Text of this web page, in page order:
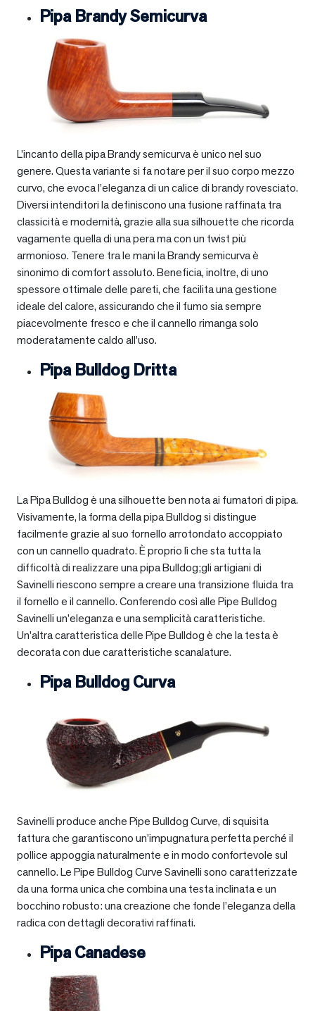
Pipa Brandy Semicurva
L’incanto della pipa Brandy semicurva è unico nel suo
genere. Questa variante si fa notare per il suo corpo mezzo
curvo, che evoca l’eleganza di un calice di brandy rovesciato.
Diversi intenditori la definiscono una fusione raffinata tra
classicità e modernità, grazie alla sua silhouette che ricorda
vagamente quella di una pera ma con un twist più
armonioso. Tenere tra le mani la Brandy semicurva è
sinonimo di comfort assoluto. Beneficia, inoltre, di uno
spessore ottimale delle pareti, che facilita una gestione
ideale del calore, assicurando che il fumo sia sempre
piacevolmente fresco e che il cannello rimanga solo
moderatamente caldo all’uso.
Pipa Bulldog Dritta
La Pipa Bulldog è una silhouette ben nota ai fumatori di pipa.
Visivamente, la forma della pipa Bulldog si distingue
facilmente grazie al suo fornello arrotondato accoppiato
con un cannello quadrato. È proprio lì che sta tutta la
difficoltà di realizzare una pipa Bulldog;gli artigiani di
Savinelli riescono sempre a creare una transizione fluida tra
il fornello e il cannello. Conferendo così alle Pipe Bulldog
Savinelli un’eleganza e una semplicità caratteristiche.
Un’altra caratteristica delle Pipe Bulldog è che la testa è
decorata con due caratteristiche scanalature.
Pipa Bulldog Curva
Savinelli produce anche Pipe Bulldog Curve, di squisita
fattura che garantiscono un’impugnatura perfetta perché il
pollice appoggia naturalmente e in modo confortevole sul
cannello. Le Pipe Bulldog Curve Savinelli sono caratterizzate
da una forma unica che combina una testa inclinata e un
bocchino robusto: una creazione che fonde l’eleganza della
radica con dettagli decorativi raffinati.
Pipa Canadese